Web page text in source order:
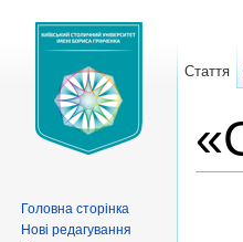
Стаття
Головна сторінка
Нові редагування